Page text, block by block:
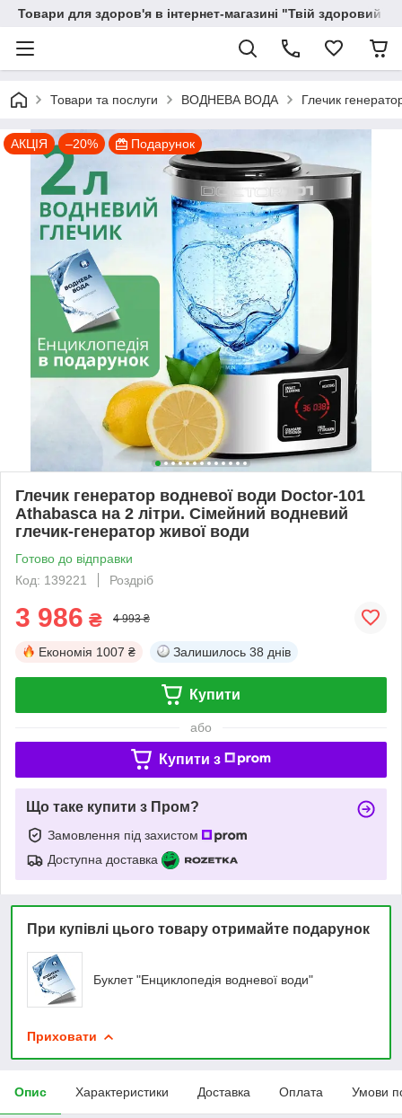
Товари для здоров'я в інтернет-магазині "Твій здоровий
Товари та послуги ВОДНЕВА ВОДА Глечик
АКЦІЯ –20% Подарунок
Глечик генератор водневої води Doctor-101
Athabasca на 2 літри. Сімейний водневий
глечик-генератор живої води
Готово до відправки
Код: 139221
Роздріб
3 986 ₴ 4 993 ₴
Економія 1007 ₴ Залишилось 38 днів
Купити
або
Купити з
Що таке купити з Пром?
Замовлення під захистом
Доступна доставка
При купівлі цього товару отримайте подарунок
Буклет "Енциклопедія водневої води"
Приховати
Опис Характеристики Доставка Оплата Умови